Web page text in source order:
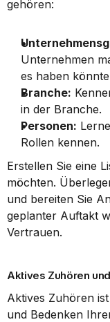
gehören:
Unternehmen
es haben
Branche:
in der Branche.
Personen:
Rollen kennen.
Erstellen Sie eine
möchten.
und bereiten Sie
geplanter Auftakt
Vertrauen.
Aktives Zuhören
Aktives Zuhören
und Bedenken